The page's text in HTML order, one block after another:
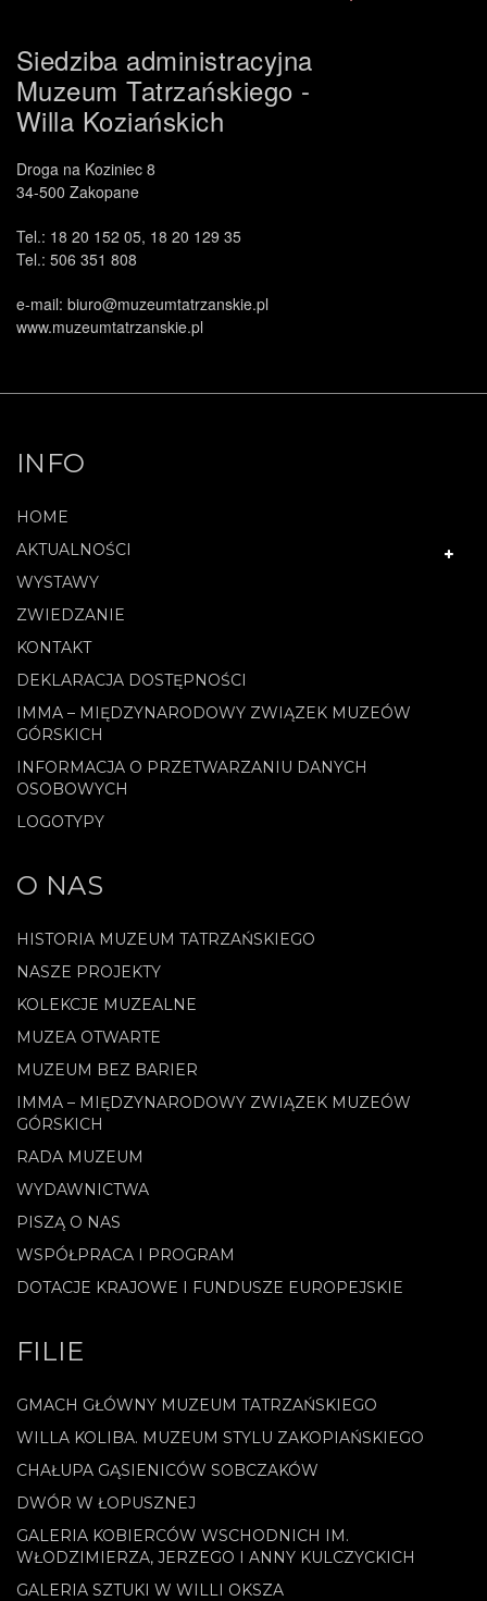
Siedziba administracyjna
Muzeum Tatrzańskiego -
Willa Koziańskich
Droga na Koziniec 8
34-500 Zakopane
Tel.: 18 20 152 05, 18 20 129 35
Tel.: 506 351 808
e-mail: biuro@muzeumtatrzanskie.pl
www.muzeumtatrzanskie.pl
INFO
HOME
AKTUALNOŚCI
WYSTAWY
ZWIEDZANIE
KONTAKT
DEKLARACJA DOSTĘPNOŚCI
IMMA – MIĘDZYNARODOWY ZWIĄZEK MUZEÓW
GÓRSKICH
INFORMACJA O PRZETWARZANIU DANYCH
OSOBOWYCH
LOGOTYPY
O NAS
HISTORIA MUZEUM TATRZAŃSKIEGO
NASZE PROJEKTY
KOLEKCJE MUZEALNE
MUZEA OTWARTE
MUZEUM BEZ BARIER
IMMA – MIĘDZYNARODOWY ZWIĄZEK MUZEÓW
GÓRSKICH
RADA MUZEUM
WYDAWNICTWA
PISZĄ O NAS
WSPÓŁPRACA I PROGRAM
DOTACJE KRAJOWE I FUNDUSZE EUROPEJSKIE
FILIE
GMACH GŁÓWNY MUZEUM TATRZAŃSKIEGO
WILLA KOLIBA. MUZEUM STYLU ZAKOPIAŃSKIEGO
CHAŁUPA GĄSIENICÓW SOBCZAKÓW
DWÓR W ŁOPUSZNEJ
GALERIA KOBIERCÓW WSCHODNICH IM.
WŁODZIMIERZA, JERZEGO I ANNY KULCZYCKICH
GALERIA SZTUKI W WILLI OKSZA